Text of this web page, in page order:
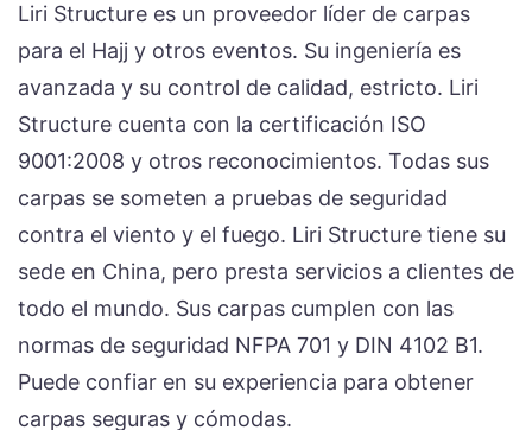
Liri Structure es un proveedor líder de carpas
para el Hajj y otros eventos. Su ingeniería es
avanzada y su control de calidad, estricto. Liri
Structure cuenta con la certificación ISO
9001:2008 y otros reconocimientos. Todas sus
carpas se someten a pruebas de seguridad
contra el viento y el fuego. Liri Structure tiene su
sede en China, pero presta servicios a clientes de
todo el mundo. Sus carpas cumplen con las
normas de seguridad NFPA 701 y DIN 4102 B1.
Puede confiar en su experiencia para obtener
carpas seguras y cómodas.